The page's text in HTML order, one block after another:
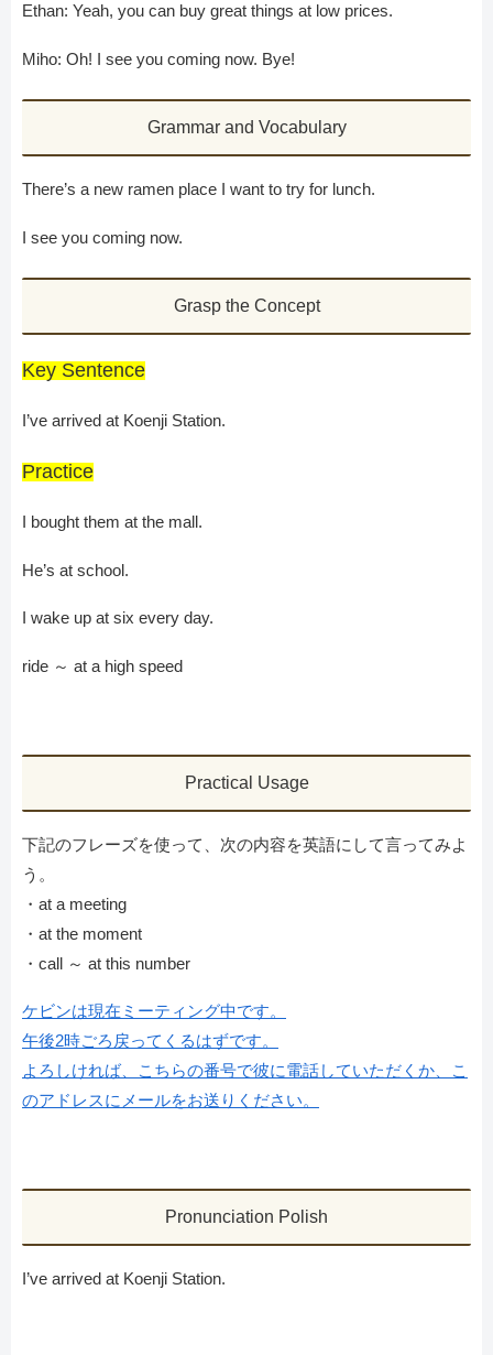
Ethan: Yeah, you can buy great things at low prices.
Miho: Oh! I see you coming now. Bye!
Grammar and Vocabulary
There’s a new ramen place I want to try for lunch.
I see you coming now.
Grasp the Concept
Key Sentence
I’ve arrived at Koenji Station.
Practice
I bought them at the mall.
He’s at school.
I wake up at six every day.
ride ～ at a high speed
Practical Usage
下記のフレーズを使って、次の内容を英語にして言ってみよ
う。
・at a meeting
・at the moment
・call ～ at this number
ケビンは現在ミーティング中です。
午後2時ごろ戻ってくるはずです。
よろしければ、こちらの番号で彼に電話していただくか、こ
のアドレスにメールをお送りください。
Pronunciation Polish
I’ve arrived at Koenji Station.